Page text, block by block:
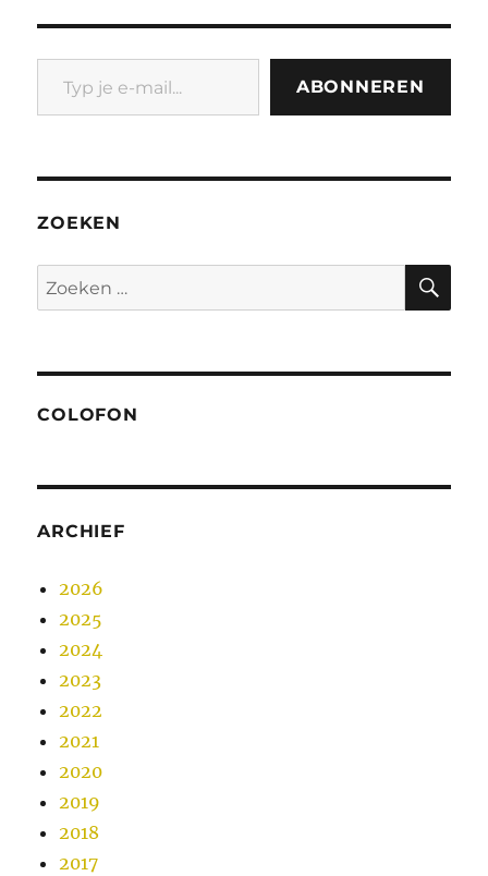
Typ je e-mail...
ABONNEREN
ZOEKEN
Zoeken
naar:
COLOFON
ARCHIEF
2026
2025
2024
2023
2022
2021
2020
2019
2018
2017